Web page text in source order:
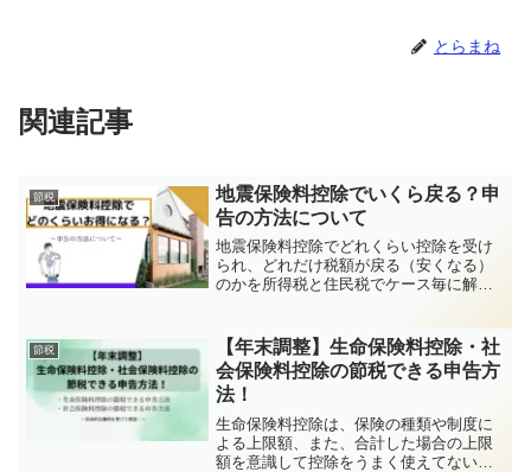
とらまね
関連記事
節税
地震保険料控除でいくら戻る？申
告の方法について
地震保険料控除でどれくらい控除を受け
られ、どれだけ税額が戻る（安くなる）
のかを所得税と住民税でケース毎に解説
節税
【年末調整】生命保険料控除・社
会保険料控除の節税できる申告方
法！
生命保険料控除は、保険の種類や制度に
よる上限額、また、合計した場合の上限
額を意識して控除をうまく使えてない場